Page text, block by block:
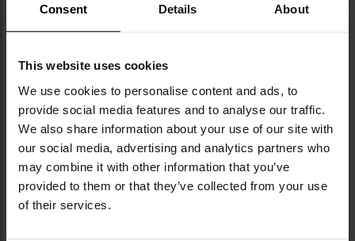
Consent Details About
This website uses cookies
We use cookies to personalise content and ads, to
provide social media features and to analyse our traffic.
We also share information about your use of our site with
our social media, advertising and analytics partners who
may combine it with other information that you’ve
provided to them or that they’ve collected from your use
of their services.
НАЯВНІСТЬ
НАЯВНІСТЬ
Немає в наявності
до
списку
уподобань
Немає в наявності